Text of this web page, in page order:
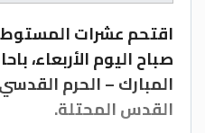
اقتحم عشرات
صباح اليوم الأربعاء،
المبارك – الحرم
القدس المحتلة.